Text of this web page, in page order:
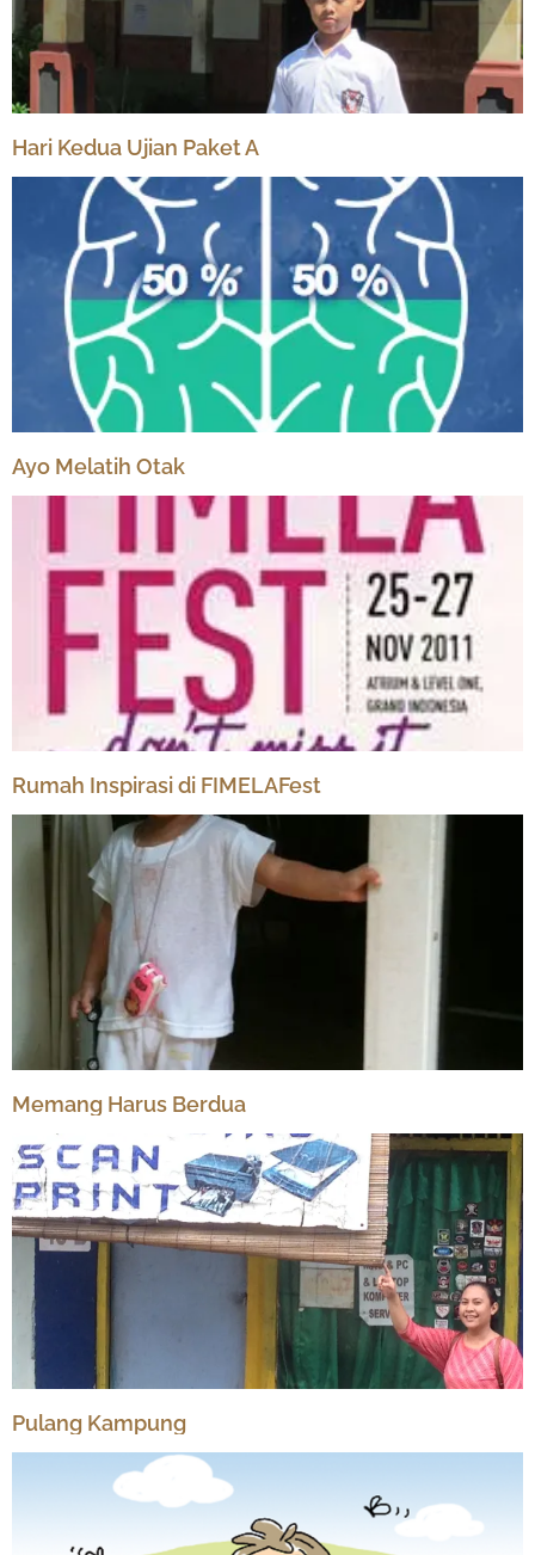
Hari Kedua Ujian Paket A
Ayo Melatih Otak
Rumah Inspirasi di FIMELAFest
Memang Harus Berdua
Pulang Kampung